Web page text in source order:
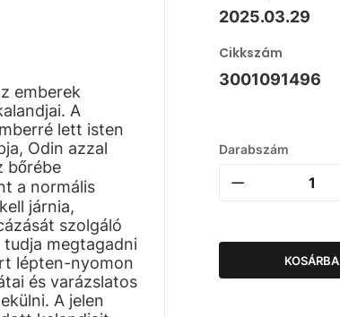
emberek
A
lett isten
Odin azzal
bőrébe
a normális
járnia,
szolgáló
tudja megtagadni
lépten-nyomon
és varázslatos
A jelen
2025.03.29
Cikkszám
3001091496
Darabszám
KOSÁRBA